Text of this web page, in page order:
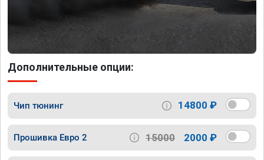
Дополнительные опции:
Чип тюнинг 14800 ₽
Прошивка Евро 2 15000 2000 ₽